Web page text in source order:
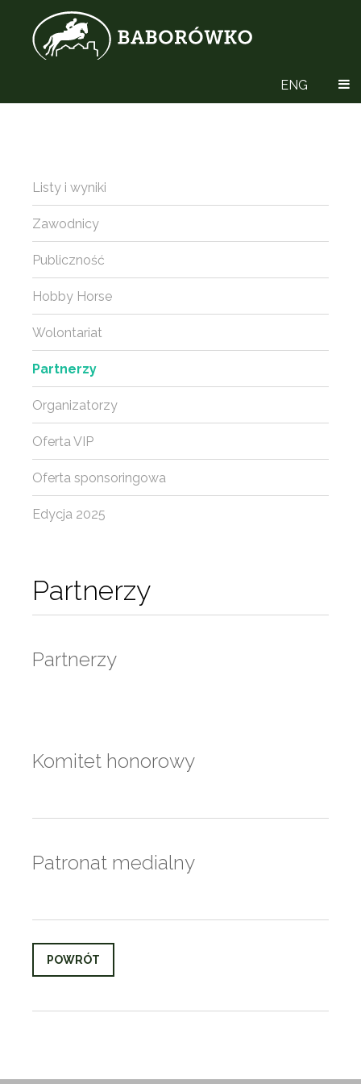
ENG
Partnerzy
Partnerzy
Komitet honorowy
Patronat medialny
POWRÓT
Listy i wyniki
Zawodnicy
Publiczność
Hobby Horse
Wolontariat
Partnerzy
Organizatorzy
Oferta VIP
Oferta sponsoringowa
Edycja 2025